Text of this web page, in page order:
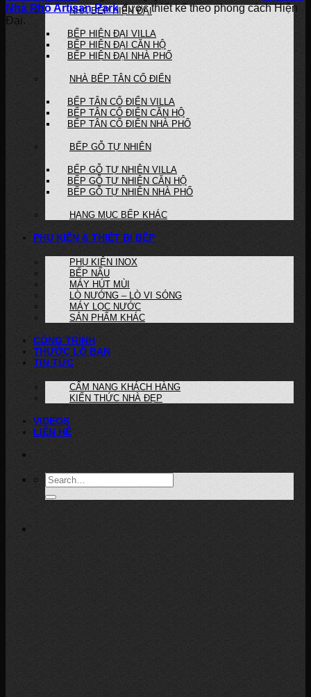
NHÀ BẾP HIỆN ĐẠI
BẾP HIỆN ĐẠI VILLA
BẾP HIỆN ĐẠI CĂN HỘ
BẾP HIỆN ĐẠI NHÀ PHỐ
NHÀ BẾP TÂN CỔ ĐIỂN
BẾP TÂN CỔ ĐIỂN VILLA
BẾP TÂN CỔ ĐIỂN CĂN HỘ
BẾP TÂN CỔ ĐIỂN NHÀ PHỐ
BẾP GỖ TỰ NHIÊN
BẾP GỖ TỰ NHIÊN VILLA
BẾP GỖ TỰ NHIÊN CĂN HỘ
BẾP GỖ TỰ NHIÊN NHÀ PHỐ
HẠNG MỤC BẾP KHÁC
PHỤ KIỆN & THIẾT BỊ BẾP
PHỤ KIỆN INOX
BẾP NẤU
MÁY HÚT MÙI
LÒ NƯỚNG – LÒ VI SÓNG
MÁY LỌC NƯỚC
SẢN PHẨM KHÁC
CÔNG TRÌNH
THƯỚC LỖ BAN
TIN TỨC
CẨM NANG KHÁCH HÀNG
KIẾN THỨC NHÀ ĐẸP
VIDEOS
LIÊN HỆ
Nhà Phố Artisan Parkđược thiết kế theo phong cách Hiện
Đại.